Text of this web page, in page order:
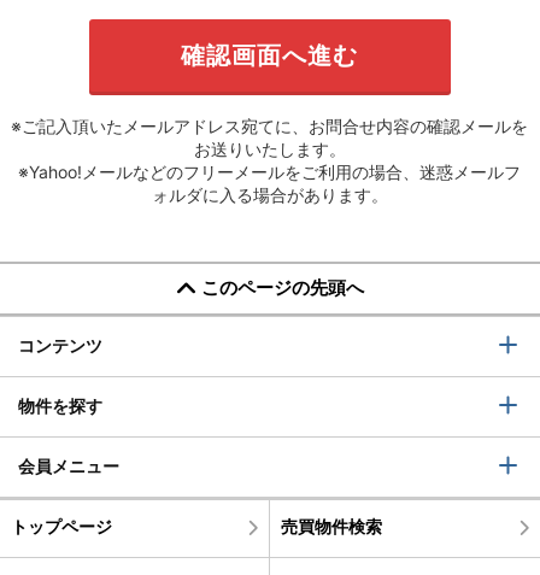
※ご記入頂いたメールアドレス宛てに、お問合せ内容の確認メールを
お送りいたします。
※Yahoo!メールなどのフリーメールをご利用の場合、迷惑メールフ
ォルダに入る場合があります。
このページの先頭へ
コンテンツ
物件を探す
会員メニュー
トップページ 売買物件検索